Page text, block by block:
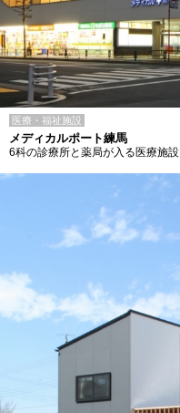
医療・福祉施設
メディカルポート練馬
6科の診療所と薬局が入る医療施設